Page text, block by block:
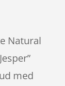
Natural
med